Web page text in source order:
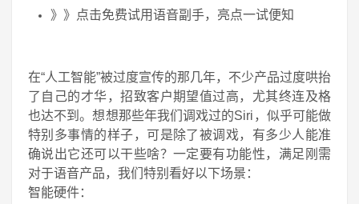
》》点击免费试用语音副手，亮点一试便知
在“人工智能”被过度宣传的那几年，不少产品过度哄抬
了自己的才华，招致客户期望值过高，尤其终连及格
也达不到。想想那些年我们调戏过的Siri，似乎可能做
特别多事情的样子，可是除了被调戏，有多少人能准
确说出它还可以干些啥？一定要有功能性，满足刚需
对于语音产品，我们特别看好以下场景：
智能硬件：